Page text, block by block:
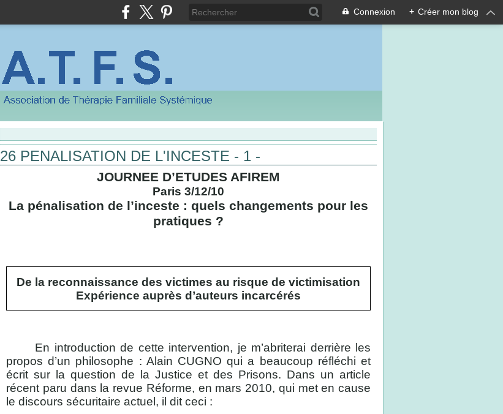
Connexion + Créer mon blog
26 PENALISATION DE L'INCESTE - 1 -
JOURNEE D’ETUDES AFIREM
Paris 3/12/10
La pénalisation de l’inceste : quels changements pour les
pratiques ?
De la reconnaissance des victimes au risque de victimisation
Expérience auprès d’auteurs incarcérés
En introduction de cette intervention, je m’abriterai derrière les
propos d’un philosophe : Alain CUGNO qui a beaucoup réfléchi et
écrit sur la question de la Justice et des Prisons. Dans un article
récent paru dans la revue Réforme, en mars 2010, qui met en cause
le discours sécuritaire actuel, il dit ceci :